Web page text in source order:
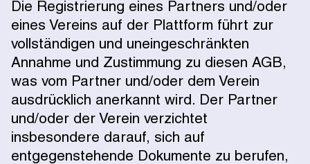
Die Registrierung eines Partners und/oder
eines Vereins auf der Plattform führt zur
vollständigen und uneingeschränkten
Annahme und Zustimmung zu diesen AGB,
was vom Partner und/oder dem Verein
ausdrücklich anerkannt wird. Der Partner
und/oder der Verein verzichtet
insbesondere darauf, sich auf
entgegenstehende Dokumente zu berufen,